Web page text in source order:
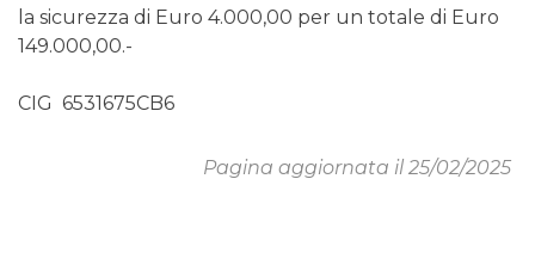
la sicurezza di Euro 4.000,00 per un totale di Euro
149.000,00.-
CIG 6531675CB6
Pagina aggiornata il 25/02/2025